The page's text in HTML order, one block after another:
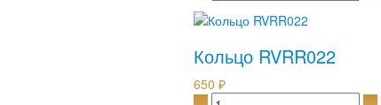
Кольцо RVRR022
650 ₽